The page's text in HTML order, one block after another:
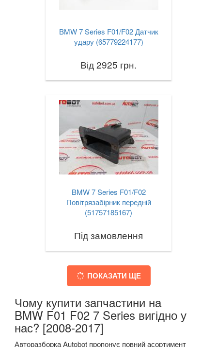
BMW 7 Series F01/F02 Датчик
удару (65779224177)
Від 2925 грн.
BMW 7 Series F01/F02
Повітрязабірник передній
(51757185167)
Під замовлення
ПОКАЗАТИ ЩЕ
Чому купити запчастини на
BMW F01 F02 7 Series вигідно у
нас? [2008-2017]
Авторазборка Autobot пропонує повний асортимент